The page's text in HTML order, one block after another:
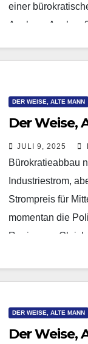
einer
Applaus,
DER WEISE, ALTE MANN
Der Weise,
JULI 9, 2025
Bürokratieabbau
Industriestrom,
Strompreis für
momentan die
Regierung.
DER WEISE, ALTE MANN
Der Weise,